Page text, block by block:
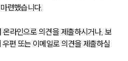
련했습니다.
라인으로 의견을 제출하시거나, 보
편 또는 이메일로 의견을 제출하실